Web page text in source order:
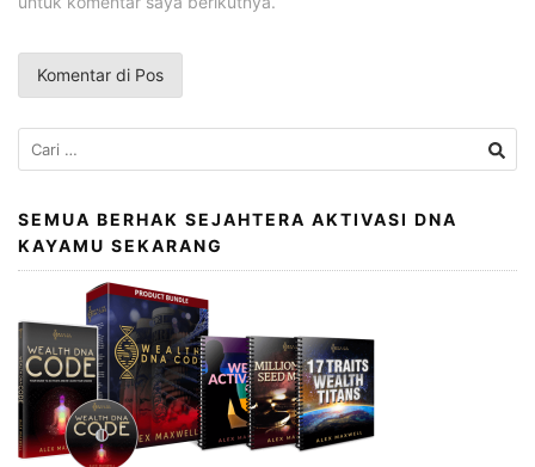
Cari
untuk:
SEMUA BERHAK SEJAHTERA AKTIVASI DNA
KAYAMU SEKARANG